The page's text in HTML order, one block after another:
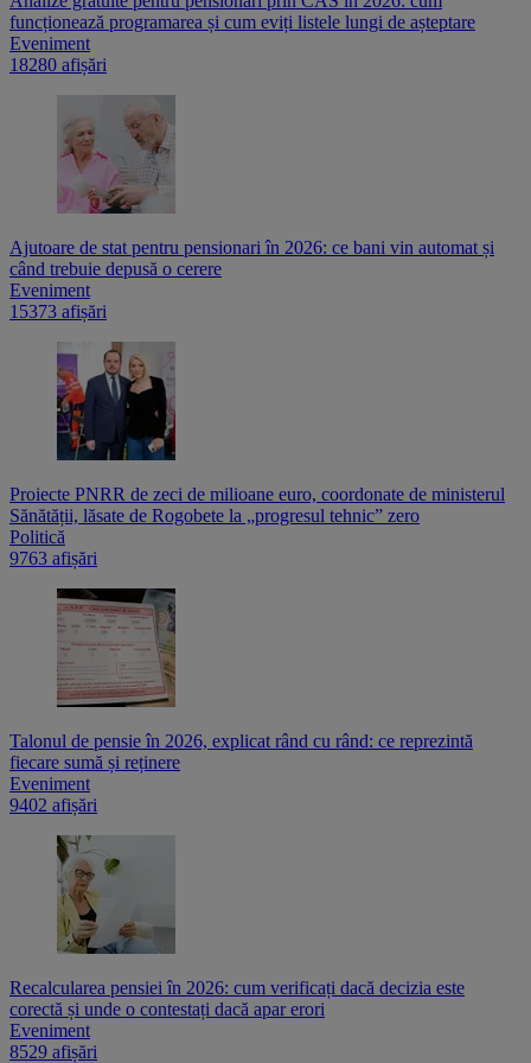
funcționează programarea și cum eviți listele lungi de așteptare
Eveniment
18280 afișări
Ajutoare de stat pentru pensionari în 2026: ce bani vin automat și
când trebuie depusă o cerere
Eveniment
15373 afișări
Proiecte PNRR de zeci de milioane euro, coordonate de ministerul
Sănătății, lăsate de Rogobete la „progresul tehnic” zero
Politică
9763 afișări
Talonul de pensie în 2026, explicat rând cu rând: ce reprezintă
fiecare sumă și reținere
Eveniment
9402 afișări
Recalcularea pensiei în 2026: cum verificați dacă decizia este
corectă și unde o contestați dacă apar erori
Eveniment
8529 afișări